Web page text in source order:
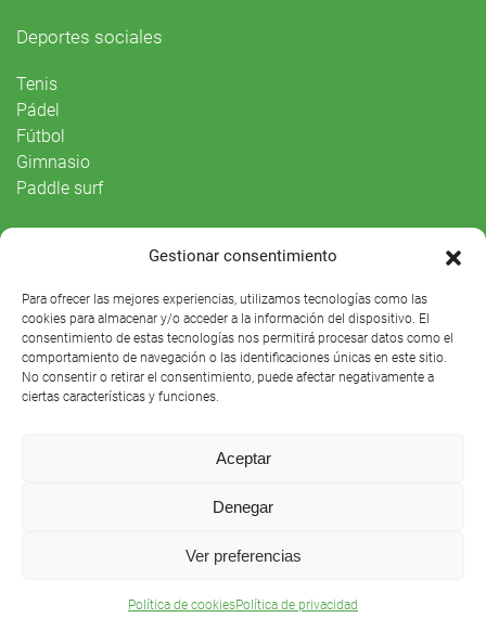
Gestionar consentimiento
Para ofrecer las mejores experiencias, utilizamos tecnologías como las
cookies para almacenar y/o acceder a la información del dispositivo. El
consentimiento de estas tecnologías nos permitirá procesar datos como el
comportamiento de navegación o las identificaciones únicas en este sitio.
No consentir o retirar el consentimiento, puede afectar negativamente a
ciertas características y funciones.
Aceptar
Denegar
Ver preferencias
Política de cookiesPolítica de privacidad
Deportes sociales
Tenis
Pádel
Fútbol
Gimnasio
Paddle surf
Agenda
Club Náutico Sevilla © 2021 |Aviso legal